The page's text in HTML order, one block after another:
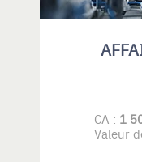
CA : 1
Valeur